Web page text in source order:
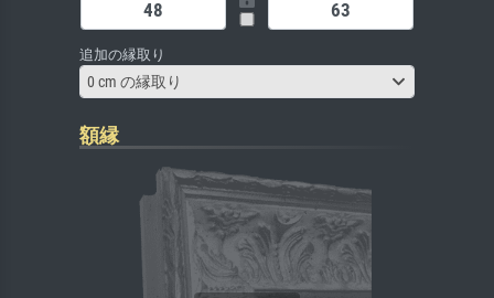
追加の縁取り
0 cm の縁取り
額縁